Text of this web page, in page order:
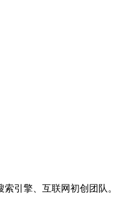
引擎、互联网初创团队。